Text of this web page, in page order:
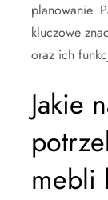
planowanie.
kluczowe
oraz ich
Jakie
mebli